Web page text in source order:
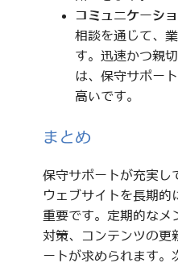
コミュニケーシ
相談を通じて、
す。迅速かつ親
は、保守サポー
高いです。
まとめ
保守サポートが充実し
ウェブサイトを長期的
重要です。定期的なメ
対策、コンテンツの更
ートが求められます。